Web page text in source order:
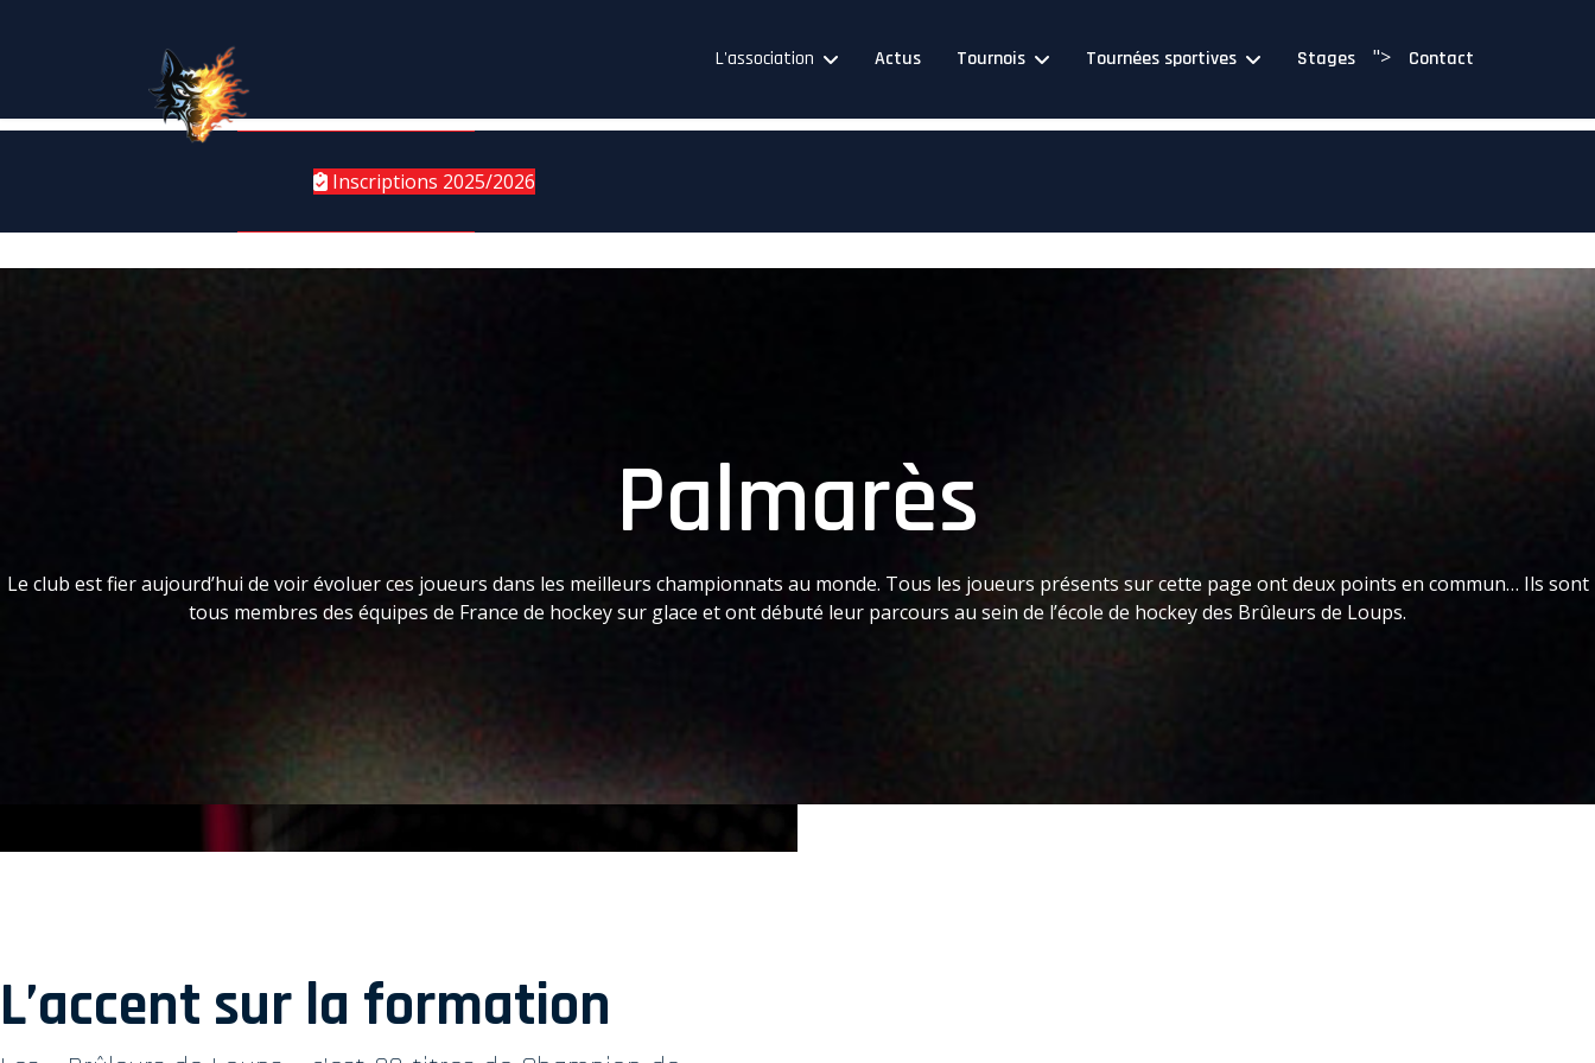
L'association Actus Tournois Tournées sportives Stages "> Contact
Inscriptions 2025/2026
Palmarès
Le club est fier aujourd’hui de voir évoluer ces joueurs dans les meilleurs championnats au monde. Tous les joueurs présents sur cette page ont deux points en commun… Ils sont
tous membres des équipes de France de hockey sur glace et ont débuté leur parcours au sein de l’école de hockey des Brûleurs de Loups.
L’accent sur la formation